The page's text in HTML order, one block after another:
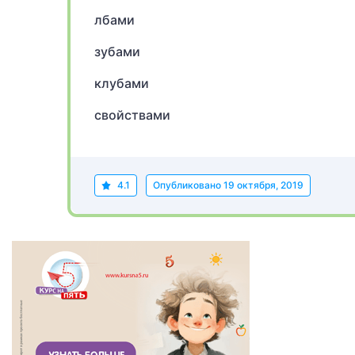
лбами
зубами
клубами
свойствами
4.1 Опубликовано 19 октября, 2019